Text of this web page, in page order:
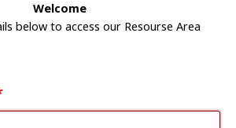
Welcome
below to access our Resourse Area